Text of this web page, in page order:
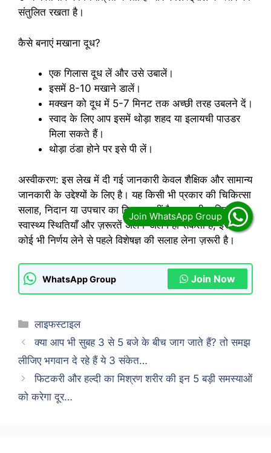
संतुलित रखता है।
कैसे बनाएं मखाना दूध?
एक गिलास दूध लें और उसे उबालें।
इसमें 8-10 मखाने डालें।
मक्खन को दूध में 5-7 मिनट तक अच्छी तरह उबलने दें।
स्वाद के लिए आप इसमें थोड़ा शहद या इलायची पाउडर
मिला सकते हैं।
थोड़ा ठंडा होने पर इसे पी लें।
अस्वीकरण: इस लेख में दी गई जानकारी केवल शैक्षिक और सामान्य
जानकारी के उद्देश्यों के लिए है। यह किसी भी प्रकार की चिकित्सा
सलाह, निदान या उपचार का विकल्प नहीं है। आपकी व्यक्तिगत
स्वास्थ्य स्थितियाँ और ज़रूरतें अलग-अलग हो सकती हैं, इसलिए
कोई भी निर्णय लेने से पहले विशेषज्ञ की सलाह लेना ज़रूरी है।
WhatsApp Group Join Now
Categories
लाइफस्टाइल
क्या आप भी सुबह 3 से 5 बजे के बीच जाग जाते हैं? तो समझ
लीजिए भगवान दे रहे हैं ये 3 संकेत…
फिटकरी और हल्दी का मिश्रण शरीर की इन 5 बड़ी समस्याओं
को करेगा दूर…